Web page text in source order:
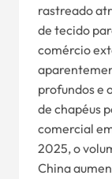
rastreado
de tecido
comércio
profundos e
de chapéus
comercial
2025, o
China